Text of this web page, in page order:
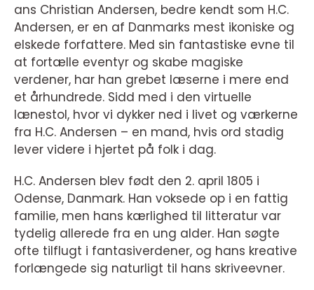
ans Christian Andersen, bedre kendt som H.C.
Andersen, er en af Danmarks mest ikoniske og
elskede forfattere. Med sin fantastiske evne til
at fortælle eventyr og skabe magiske
verdener, har han grebet læserne i mere end
et århundrede. Sidd med i den virtuelle
lænestol, hvor vi dykker ned i livet og værkerne
fra H.C. Andersen – en mand, hvis ord stadig
lever videre i hjertet på folk i dag.
H.C. Andersen blev født den 2. april 1805 i
Odense, Danmark. Han voksede op i en fattig
familie, men hans kærlighed til litteratur var
tydelig allerede fra en ung alder. Han søgte
ofte tilflugt i fantasiverdener, og hans kreative
forlængede sig naturligt til hans skriveevner.